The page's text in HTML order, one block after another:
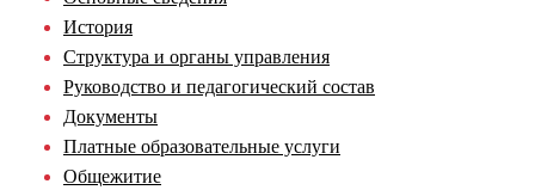
История
Структура и органы управления
Руководство и педагогический состав
Документы
Платные образовательные услуги
Общежитие